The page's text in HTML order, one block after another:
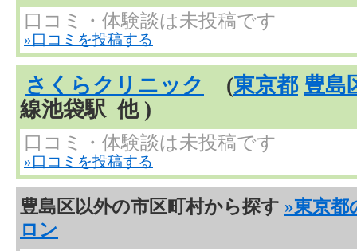
口コミ・体験談は未投稿です
»口コミを投稿する
さくらクリニック (東京都 豊島
線池袋駅 他 )
口コミ・体験談は未投稿です
»口コミを投稿する
豊島区以外の市区町村から探す »東京都
ロン